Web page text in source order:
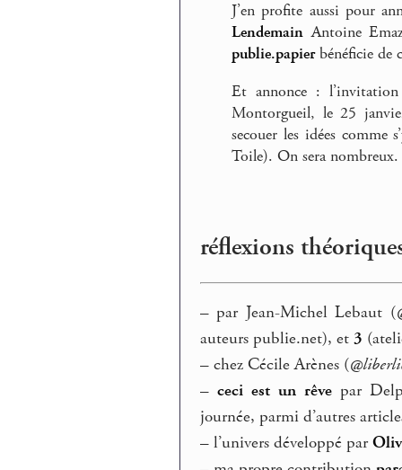
J’en profite aussi pour
Lendemain Antoine
publie.papierbénéficie de
Et annonce :
Montorgueil, le 25
secouer les idées comme
Toile). On sera nombreux.
réflexions
– par Jean-Michel Lebaut (
auteurs publie.net), et3
– chez Cécile Arènes (
– ceci est un rêvepar
journée, parmi d’autres
– l’univers développé par